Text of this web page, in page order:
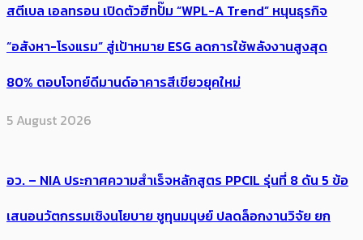
สตีเบล เอลทรอน เปิดตัวฮีทปั๊ม “WPL-A Trend” หนุนธุรกิจ
“อสังหา-โรงแรม” สู่เป้าหมาย ESG ลดการใช้พลังงานสูงสุด
80% ตอบโจทย์ดีมานด์อาคารสีเขียวยุคใหม่
5 August 2026
อว. – NIA ประกาศความสำเร็จหลักสูตร PPCIL รุ่นที่ 8 ดัน 5 ข้อ
เสนอนวัตกรรมเชิงนโยบาย ชูทุนมนุษย์ ปลดล็อกงานวิจัย ยก